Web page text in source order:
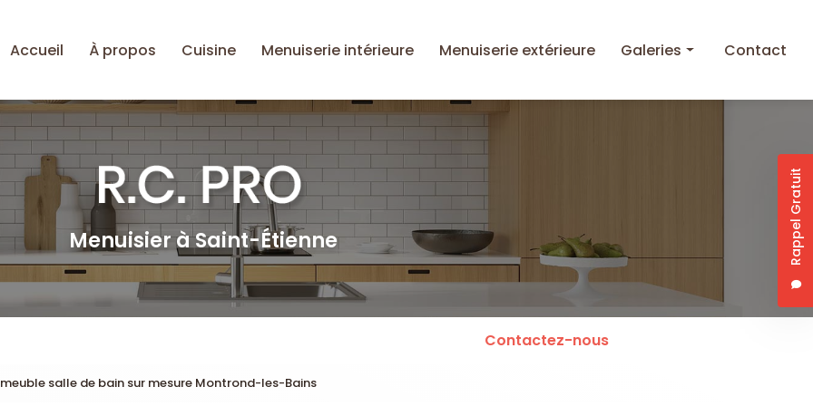
Rappel Gratuit
Accueil
À propos Cuisine Menuiserie intérieure Menuiserie extérieure Galeries Contact
Menuisier à Saint-Étienne
Contactez-nous
salle de bain sur mesure Montrond-les-Bains